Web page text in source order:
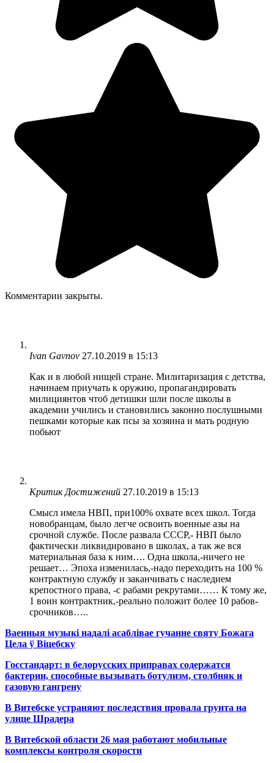
Комментарии закрыты.
Ivan Gavnov 27.10.2019 в 15:13
Как и в любой нищей стране. Милитаризация с детства,
начинаем приучать к оружию, пропагандировать
милициянтов чтоб детишки шли после школы в
академии учились и становились законно послушными
пешками которые как псы за хозяина и мать родную
побьют
Критик Достижений 27.10.2019 в 15:13
Смысл имела НВП, при100% охвате всех школ. Тогда
новобранцам, было легче освоить военные азы на
срочной службе. После развала СССР,- НВП было
фактически ликвидировано в школах, а так же вся
материальная база к ним…. Одна школа,-ничего не
решает… Эпоха изменилась,-надо переходить на 100 %
контрактную службу и заканчивать с наследием
крепостного права, -с рабами рекрутами…… К тому же,
1 воин контрактник,-реально положит более 10 рабов-
срочников…..
Ваенныя музыкі надалі асаблівае гучанне святу Божага
Цела ў Віцебску
Госстандарт: в белорусских приправах содержатся
бактерии, способные вызывать ботулизм, столбняк и
газовую гангрену
В Витебске устраняют последствия провала грунта на
улице Шрадера
В Витебской области 26 мая работают мобильные
комплексы контроля скорости